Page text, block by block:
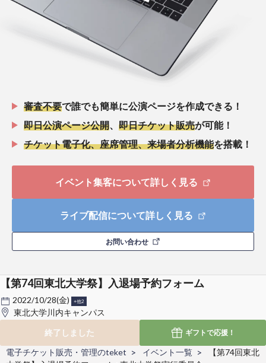
審査不要で誰でも簡単に公演ページを作成できる！
即日公演ページ公開、 即日チケット販売が可能！
チケット電子化、座席管理、来場者分析機能を搭載！
イベント集客について詳しく見る
ライブ配信について詳しく見る
お問い合わせ
【第74回東北大学祭】入退場予約フォーム
2022/10/28(金) +他2
東北大学川内キャンパス
終了しました
ギフトで応援！
電子チケット販売・管理のteket イベント一覧
【第74回東北